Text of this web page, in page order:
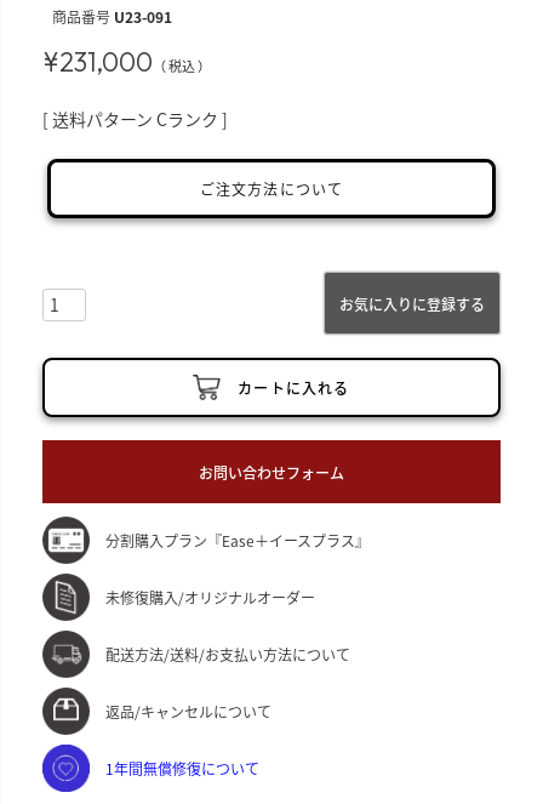
商品番号 U23-091
¥231,000 税込
送料パターン Cランク
ご注文方法について
お気に入りに登録する
カートに入れる
お問い合わせフォーム
分割購入プラン『Ease＋イースプラス』
未修復購入/オリジナルオーダー
配送方法/送料/お支払い方法について
返品/キャンセルについて
1年間無償修復について